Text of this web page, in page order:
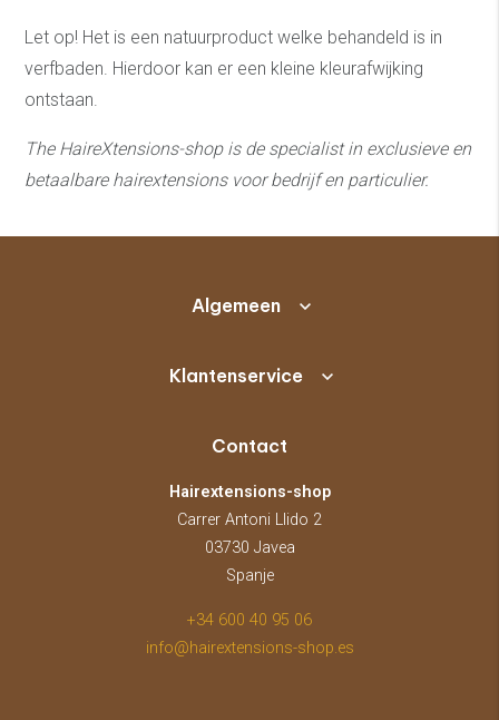
Let op! Het is een natuurproduct welke behandeld is in
verfbaden. Hierdoor kan er een kleine kleurafwijking
ontstaan.
The HaireXtensions-shop is de specialist in exclusieve en
betaalbare hairextensions voor bedrijf en particulier.
Algemeen
Klantenservice
Contact
Hairextensions-shop
Carrer Antoni Llido 2
03730 Javea
Spanje
+34 600 40 95 06
info@hairextensions-shop.es